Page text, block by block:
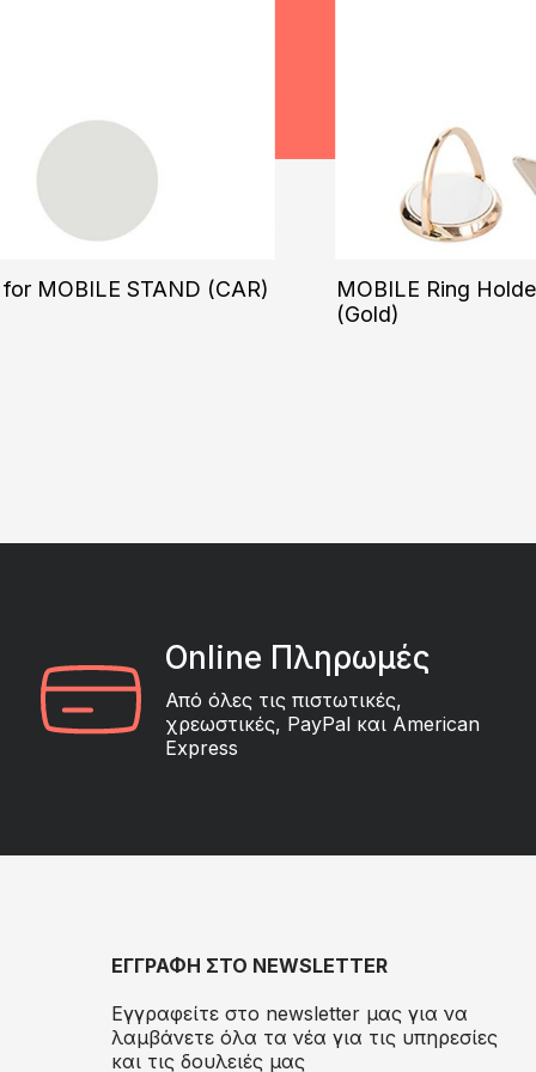
for MOBILE STAND (CAR)
MOBILE Ring
(Gold)
Online Πληρωμές
Από όλες τις πιστωτικές,
χρεωστικές, PayPal και American
Express
ΕΓΓΡΑΦΗ ΣΤΟ NEWSLETTER
Εγγραφείτε στο newsletter μας για να
λαμβάνετε όλα τα νέα για τις υπηρεσίες
και τις δουλειές μας